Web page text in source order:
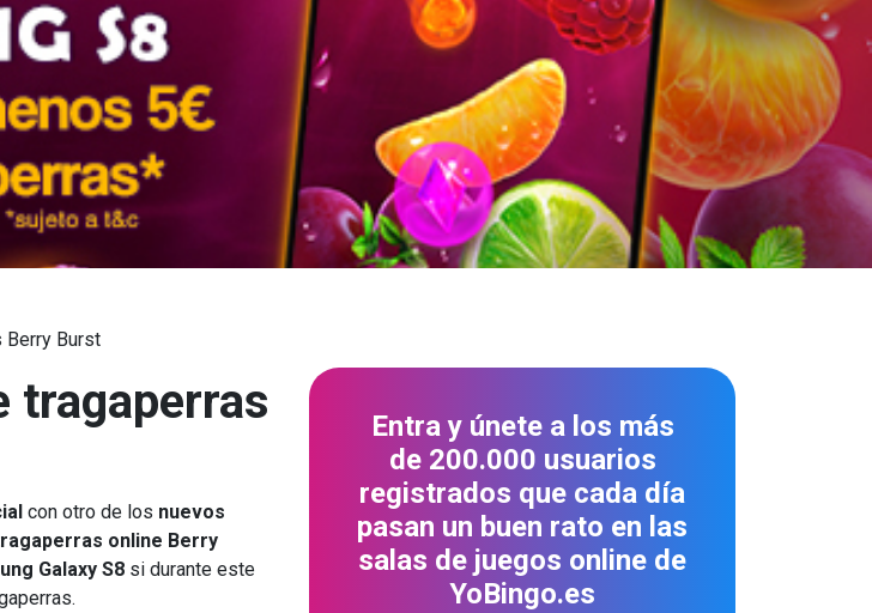
Berry Burst
tragaperras
con otro de los nuevos
online Berry
Galaxy S8 si durante este
Entra y únete a los más
de 200.000 usuarios
registrados que cada día
pasan un buen rato en las
salas de juegos online de
YoBingo.es